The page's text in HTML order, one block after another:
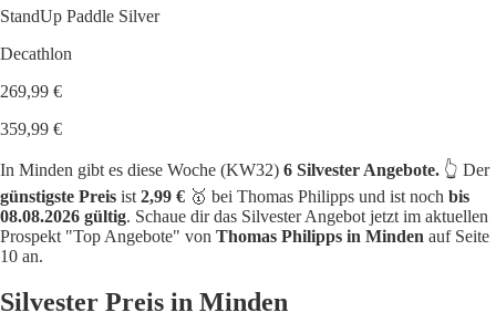
StandUp Paddle Silver
Decathlon
269,99 €
359,99 €
In Minden gibt es diese Woche (KW32) 6 Silvester Angebote. 👆 Der
günstigste Preis ist 2,99 € 🥇 bei Thomas Philipps und ist noch bis
08.08.2026 gültig. Schaue dir das Silvester Angebot jetzt im aktuellen
Prospekt "Top Angebote" von Thomas Philipps in Minden auf Seite
10 an.
Silvester Preis in Minden